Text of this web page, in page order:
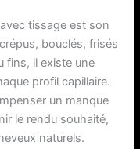
tissage est son
bouclés, frisés
fins, il existe une
profil capillaire.
un manque
le rendu souhaité,
naturels.